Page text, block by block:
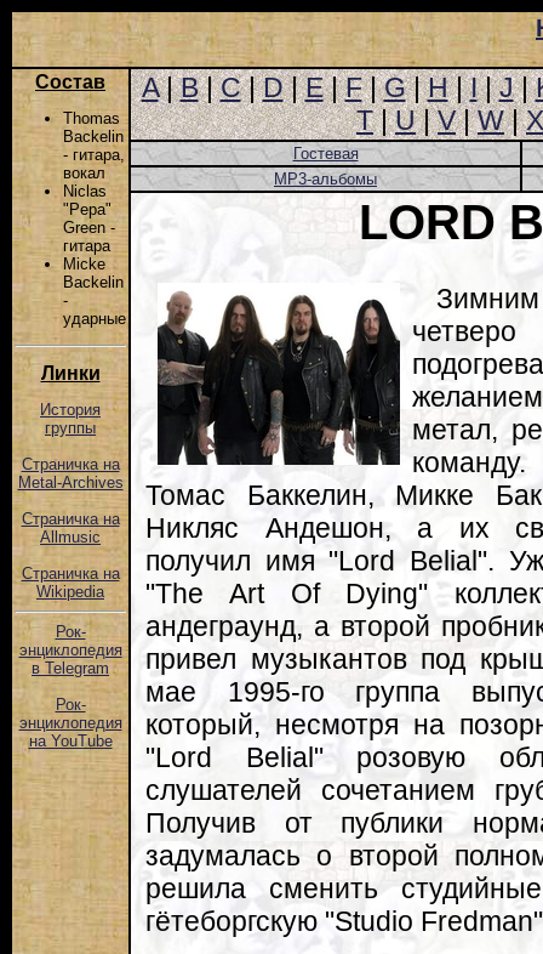
Состав
Thomas
Backelin
- гитара,
вокал
Niclas
"Pepa"
Green -
гитара
Micke
Backelin
-
ударные
Линки
История
группы
Страничка на
Metal-Archives
Страничка на
Allmusic
Страничка на
Wikipedia
Рок-
энциклопедия
в Telegram
Рок-
энциклопедия
на YouTube
A|B|C|D|E|F|G|H|I|J|
T|U|V|W|X
Гостевая
MP3-альбомы
LORD
метал,
Томас Баккелин, Микке
Никляс Андешон, а их
получил имя "Lord Belial".
"The Art Of Dying"
андеграунд, а второй
привел музыкантов под
мае 1995-го группа
который, несмотря на
"Lord Belial" розовую
слушателей сочетанием
Получив от публики
задумалась о второй
решила сменить
гётеборгскую "Studio